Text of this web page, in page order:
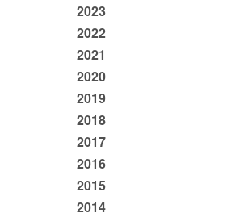
2023
2022
2021
2020
2019
2018
2017
2016
2015
2014